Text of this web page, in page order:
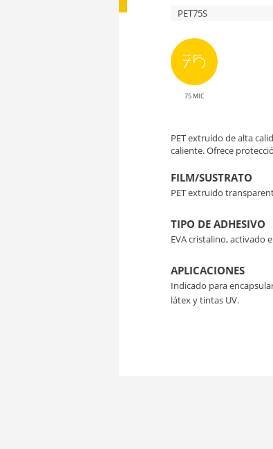
PET75S
75 MIC
PET extruido de alta
caliente. Ofrece
FILM/SUSTRATO
PET extruido
TIPO DE ADHESIVO
EVA cristalino, activado
APLICACIONES
Indicado para
látex y tintas UV.